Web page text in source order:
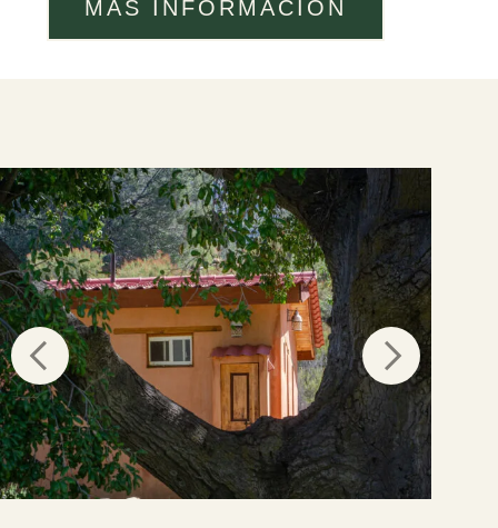
MÁS INFORMACIÓN